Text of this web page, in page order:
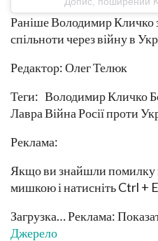
Раніше Володимир Кличко
спільноти через війну в
Редактор: Олег Телюк
Теги: Володимир Кличко
Лавра Війна Росії проти
Реклама:
Якщо ви знайшли помилку в
мишкою і натисніть Ctrl +
Загрузка… Реклама:
Джерело